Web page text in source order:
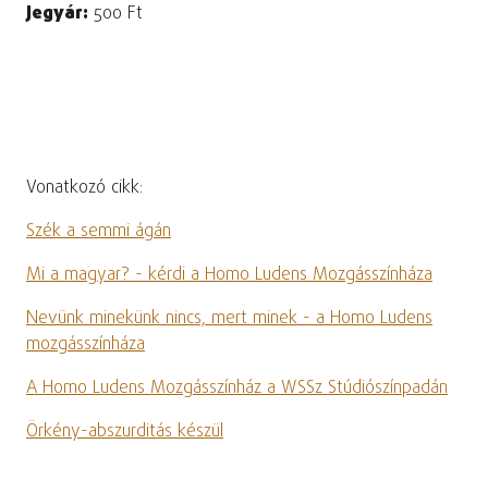
Jegyár: 500 Ft
Vonatkozó cikk:
Szék a semmi ágán
Mi a magyar? - kérdi a Homo Ludens Mozgásszínháza
Nevünk minekünk nincs, mert minek - a Homo Ludens
mozgásszínháza
A Homo Ludens Mozgásszínház a WSSz Stúdiószínpadán
Örkény-abszurditás készül